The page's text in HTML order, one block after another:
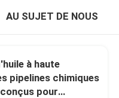
AU SUJET DE NOUS
à haute
pipelines chimiques
pour